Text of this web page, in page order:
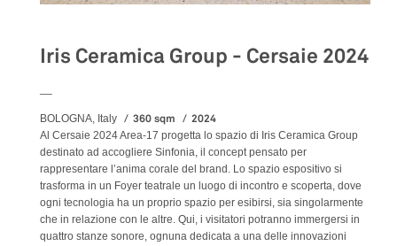
Iris Ceramica Group - Cersaie 2024
BOLOGNA, Italy 360 sqm 2024
Al Cersaie 2024 Area-17 progetta lo spazio di Iris Ceramica Group
destinato ad accogliere Sinfonia, il concept pensato per
rappresentare l’anima corale del brand. Lo spazio espositivo si
trasforma in un Foyer teatrale un luogo di incontro e scoperta, dove
ogni tecnologia ha un proprio spazio per esibirsi, sia singolarmente
che in relazione con le altre. Qui, i visitatori potranno immergersi in
quattro stanze sonore, ognuna dedicata a una delle innovazioni